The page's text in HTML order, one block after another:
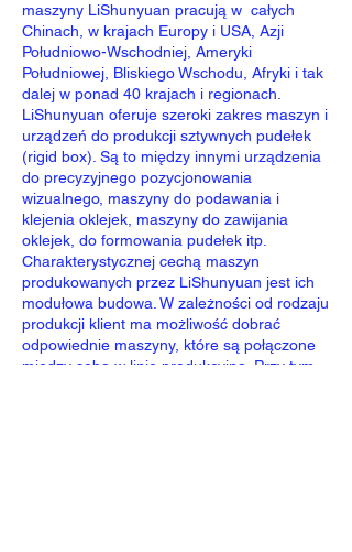
maszyny LiShunyuan pracują w całych
Chinach, w krajach Europy i USA, Azji
Południowo-Wschodniej, Ameryki
Południowej, Bliskiego Wschodu, Afryki i tak
dalej w ponad 40 krajach i regionach.
LiShunyuan oferuje szeroki zakres maszyn i
urządzeń do produkcji sztywnych pudełek
(rigid box). Są to między innymi urządzenia
do precyzyjnego pozycjonowania
wizualnego, maszyny do podawania i
klejenia oklejek, maszyny do zawijania
oklejek, do formowania pudełek itp.
​Charakterystycznej cechą maszyn
produkowanych przez LiShunyuan jest ich
modułowa budowa. W zależności od rodzaju
produkcji klient ma możliwość dobrać
odpowiednie maszyny, które są połączone
miedzy sobą w linię produkcyjną. Przy tym